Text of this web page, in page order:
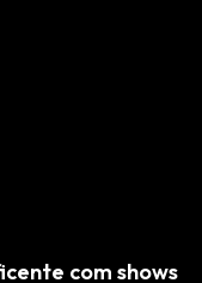
com shows